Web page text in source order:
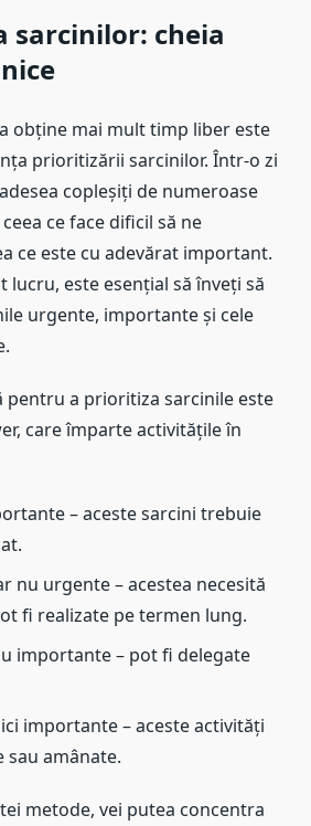
sarcinilor: cheia
obține mai mult timp liber este
prioritizării sarcinilor. Într-o zi
copleșiți de numeroase
ce face dificil să ne
ce este cu adevărat important.
lucru, este esențial să înveți să
urgente, importante și cele
pentru a prioritiza sarcinile este
care împarte activitățile în
– aceste sarcini trebuie
nu urgente – acestea necesită
fi realizate pe termen lung.
importante – pot fi delegate
importante – aceste activități
amânate.
metode, vei putea concentra